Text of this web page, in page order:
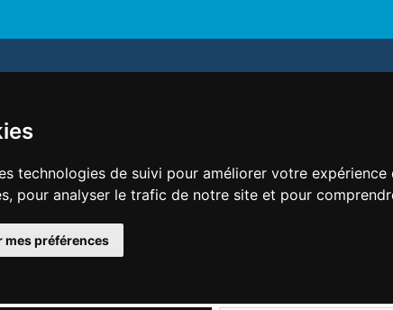
technologies de suivi pour améliorer votre
pour analyser le trafic de notre site et pour
mes préférences